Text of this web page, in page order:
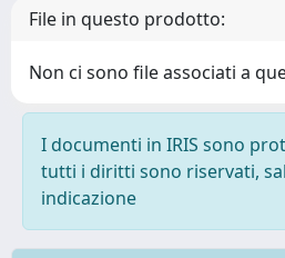
File in questo prodotto:
Non ci sono file associati a
I documenti in IRIS sono
tutti i diritti sono riservati,
indicazione